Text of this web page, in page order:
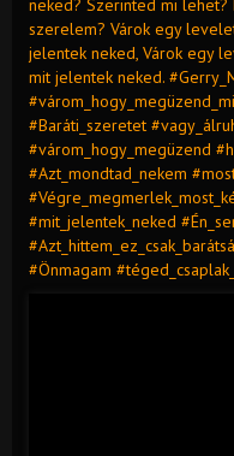
szerelem? Várok egy
jelentek neked, Várok egy
mit jelentek neked.
#Baráti_szeretet
#várom_hogy_megüzend
#Azt_mondtad_nekem
#mit_jelentek_neked
#Önmagam